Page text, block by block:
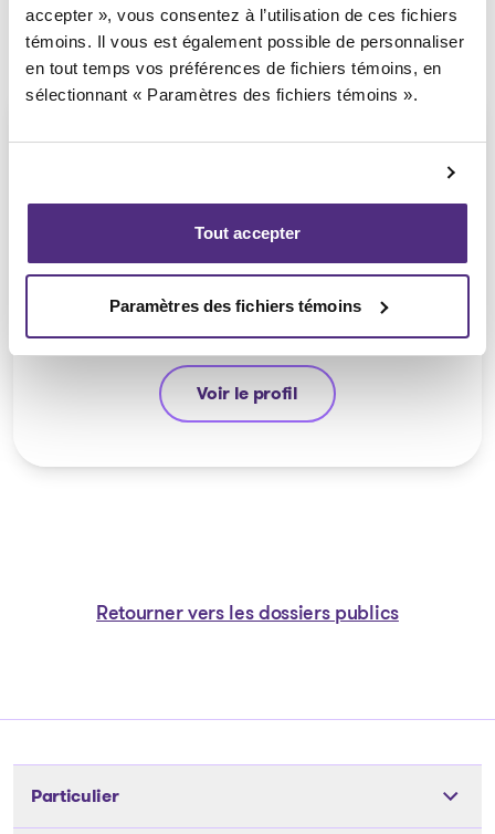
accepter », vous consentez à l’utilisation de ces fichiers
témoins. Il vous est également possible de personnaliser
en tout temps vos préférences de fichiers témoins, en
sélectionnant « Paramètres des fichiers témoins ».
Tout accepter
Paramètres des fichiers témoins
Guyllaume Amiot
LL.B, PAIR, SAI
Voir le profil
Guyllaume Amiot
Retourner vers les dossiers publics
Particulier